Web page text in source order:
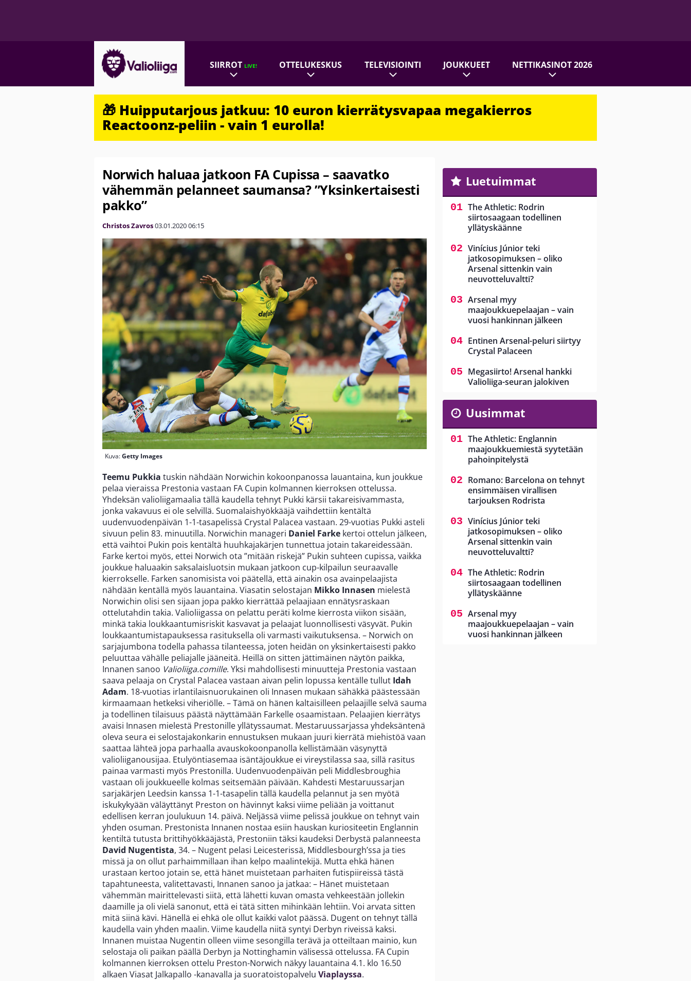
SIIRROTLIVE! OTTELUKESKUS TELEVISIOINTI JOUKKUEET NETTIKASINOT 2026
🎁 Huipputarjous jatkuu: 10 euron kierrätysvapaa megakierros
Reactoonz-peliin - vain 1 eurolla!
Norwich haluaa jatkoon FA Cupissa – saavatko
vähemmän pelanneet saumansa? ”Yksinkertaisesti
pakko”
Christos Zavros03.01.202006:15
Kuva:Getty Images
Teemu Pukkia tuskin nähdään Norwichin kokoonpanossa lauantaina, kun joukkue
pelaa vieraissa Prestonia vastaan FA Cupin kolmannen kierroksen ottelussa.
Yhdeksän valioliigamaalia tällä kaudella tehnyt Pukki kärsii takareisivammasta,
jonka vakavuus ei ole selvillä. Suomalaishyökkääjä vaihdettiin kentältä
uudenvuodenpäivän 1-1-tasapelissä Crystal Palacea vastaan. 29-vuotias Pukki asteli
sivuun pelin 83. minuutilla. Norwichin manageri Daniel Farke kertoi ottelun jälkeen,
että vaihtoi Pukin pois kentältä huuhkajakärjen tunnettua jotain takareidessään.
Farke kertoi myös, ettei Norwich ota ”mitään riskejä” Pukin suhteen cupissa, vaikka
joukkue haluaakin saksalaisluotsin mukaan jatkoon cup-kilpailun seuraavalle
kierrokselle. Farken sanomisista voi päätellä, että ainakin osa avainpelaajista
nähdään kentällä myös lauantaina. Viasatin selostajan Mikko Innasen mielestä
Norwichin olisi sen sijaan jopa pakko kierrättää pelaajiaan ennätysraskaan
ottelutahdin takia. Valioliigassa on pelattu peräti kolme kierrosta viikon sisään,
minkä takia loukkaantumisriskit kasvavat ja pelaajat luonnollisesti väsyvät. Pukin
loukkaantumistapauksessa rasituksella oli varmasti vaikutuksensa. – Norwich on
sarjajumbona todella pahassa tilanteessa, joten heidän on yksinkertaisesti pakko
peluuttaa vähälle peliajalle jääneitä. Heillä on sitten jättimäinen näytön paikka,
Innanen sanoo Valioliiga.comille. Yksi mahdollisesti minuutteja Prestonia vastaan
saava pelaaja on Crystal Palacea vastaan aivan pelin lopussa kentälle tullut Idah
Adam. 18-vuotias irlantilaisnuorukainen oli Innasen mukaan sähäkkä päästessään
kirmaamaan hetkeksi viheriölle. – Tämä on hänen kaltaisilleen pelaajille selvä sauma
ja todellinen tilaisuus päästä näyttämään Farkelle osaamistaan. Pelaajien kierrätys
avaisi Innasen mielestä Prestonille yllätyssaumat. Mestaruussarjassa yhdeksäntenä
oleva seura ei selostajakonkarin ennustuksen mukaan juuri kierrätä miehistöä vaan
saattaa lähteä jopa parhaalla avauskokoonpanolla kellistämään väsynyttä
valioliiganousijaa. Etulyöntiasemaa isäntäjoukkue ei vireystilassa saa, sillä rasitus
painaa varmasti myös Prestonilla. Uudenvuodenpäivän peli Middlesbroughia
vastaan oli joukkueelle kolmas seitsemään päivään. Kahdesti Mestaruussarjan
sarjakärjen Leedsin kanssa 1-1-tasapelin tällä kaudella pelannut ja sen myötä
iskukykyään väläyttänyt Preston on hävinnyt kaksi viime peliään ja voittanut
edellisen kerran joulukuun 14. päivä. Neljässä viime pelissä joukkue on tehnyt vain
yhden osuman. Prestonista Innanen nostaa esiin hauskan kuriositeetin Englannin
kentiltä tutusta brittihyökkääjästä, Prestoniin täksi kaudeksi Derbystä palanneesta
David Nugentista, 34. – Nugent pelasi Leicesterissä, Middlesbourgh’ssa ja ties
missä ja on ollut parhaimmillaan ihan kelpo maalintekijä. Mutta ehkä hänen
urastaan kertoo jotain se, että hänet muistetaan parhaiten futispiireissä tästä
tapahtuneesta, valitettavasti, Innanen sanoo ja jatkaa: – Hänet muistetaan
vähemmän mairittelevasti siitä, että lähetti kuvan omasta vehkeestään jollekin
daamille ja oli vielä sanonut, että ei tätä sitten mihinkään lehtiin. Voi arvata sitten
mitä siinä kävi. Hänellä ei ehkä ole ollut kaikki valot päässä. Dugent on tehnyt tällä
kaudella vain yhden maalin. Viime kaudella niitä syntyi Derbyn riveissä kaksi.
Innanen muistaa Nugentin olleen viime sesongilla terävä ja otteiltaan mainio, kun
selostaja oli paikan päällä Derbyn ja Nottinghamin välisessä ottelussa. FA Cupin
kolmannen kierroksen ottelu Preston-Norwich näkyy lauantaina 4.1. klo 16.50
alkaen Viasat Jalkapallo -kanavalla ja suoratoistopalvelu Viaplayssa.
Luetuimmat
The Athletic: Rodrin
siirtosaagaan todellinen
yllätyskäänne
Vinícius Júnior teki
jatkosopimuksen – oliko
Arsenal sittenkin vain
neuvotteluvaltti?
Arsenal myy
maajoukkuepelaajan – vain
vuosi hankinnan jälkeen
Entinen Arsenal-peluri siirtyy
Crystal Palaceen
Megasiirto! Arsenal hankki
Valioliiga-seuran jalokiven
Uusimmat
The Athletic: Englannin
maajoukkuemiestä syytetään
pahoinpitelystä
Romano: Barcelona on tehnyt
ensimmäisen virallisen
tarjouksen Rodrista
Vinícius Júnior teki
jatkosopimuksen – oliko
Arsenal sittenkin vain
neuvotteluvaltti?
The Athletic: Rodrin
siirtosaagaan todellinen
yllätyskäänne
Arsenal myy
maajoukkuepelaajan – vain
vuosi hankinnan jälkeen